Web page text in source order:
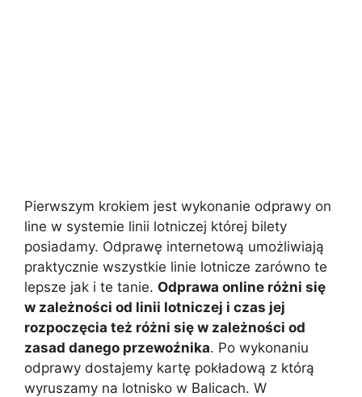
Pierwszym krokiem jest wykonanie odprawy on
line w systemie linii lotniczej której bilety
posiadamy. Odprawę internetową umożliwiają
praktycznie wszystkie linie lotnicze zarówno te
lepsze jak i te tanie. Odprawa online różni się
w zależności od linii lotniczej i czas jej
rozpoczęcia też różni się w zależności od
zasad danego przewoźnika. Po wykonaniu
odprawy dostajemy kartę pokładową z którą
wyruszamy na lotnisko w Balicach. W